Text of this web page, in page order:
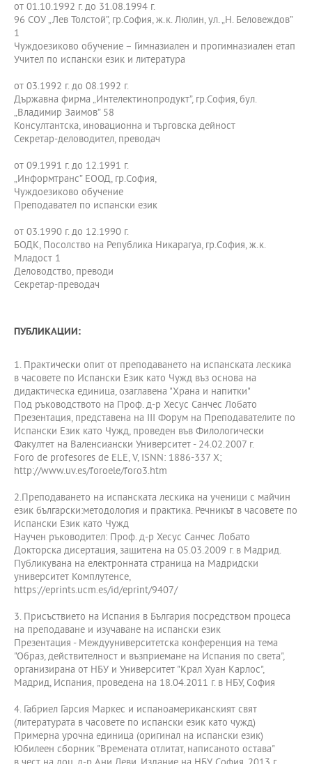
от 01.10.1992 г. до 31.08.1994 г.
96 СОУ „Лев Толстой”, гр.София, ж.к. Люлин, ул. „Н. Беловеждов”
1
Чуждоезиково обучение – Гимназиален и прогимназиален етап
Учител по испански език и литература
от 03.1992 г. до 08.1992 г.
Държавна фирма „Интелектинопродукт”, гр.София, бул.
„Владимир Заимов” 58
Консултантска, иновационна и търговска дейност
Секретар-деловодител, преводач
от 09.1991 г. до 12.1991 г.
„Информтранс” ЕООД, гр.София,
Чуждоезиково обучение
Преподавател по испански език
от 03.1990 г. до 12.1990 г.
БОДК, Посолство на Република Никарагуа, гр.София, ж.к.
Младост 1
Деловодство, преводи
Секретар-преводач
ПУБЛИКАЦИИ:
1. Практически опит от преподаването на испанската лескика
в часовете по Испански Език като Чужд въз основа на
дидактическа единица, озаглавена "Храна и напитки"
Под ръководството на Проф. д-р Хесус Санчес Лобато
Презентация, представена на ІІІ Форум на Преподавателите по
Испански Език като Чужд, проведен във Филологически
Факултет на Валенсиански Университет - 24.02.2007 г.
Foro de profesores de ELE, V, ISNN: 1886-337 X;
http://www.uv.es/foroele/foro3.htm
2.Преподаването на испанската лескика на ученици с майчин
език български:методология и практика. Речникът в часовете по
Испански Език като Чужд
Научен ръководител: Проф. д-р Хесус Санчес Лобато
Докторска дисертация, защитена на 05.03.2009 г. в Мадрид.
Публикувана на електронната страница на Мадридски
университет Комплутенсе,
https://eprints.ucm.es/id/eprint/9407/
3. Присъствието на Испания в България посредством процеса
на преподаване и изучаване на испански език
Презентация - Междууниверситетска конференция на тема
"Образ, действителност и възприемане на Испания по света",
организирана от НБУ и Университет "Крал Хуан Карлос",
Мадрид, Испания, проведена на 18.04.2011 г. в НБУ, София
4. Габриел Гарсия Маркес и испаноамериканският свят
(литературата в часовете по испански език като чужд)
Примерна урочна единица (оригинал на испански език)
Юбилеен сборник "Времената отлитат, написаното остава"